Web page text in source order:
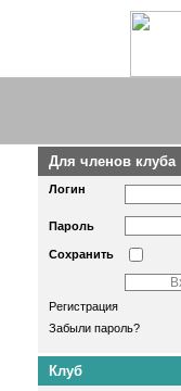
Для членов клуба
Логин
Пароль
Сохранить
Регистрация
Забыли пароль?
Клуб